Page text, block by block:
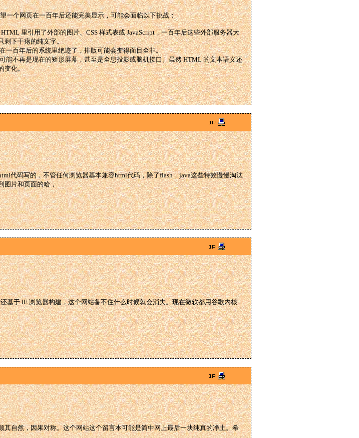
一个网页在一百年后还能完美显示，可能会面临以下挑战：
里引用了外部的图片、CSS 样式表或 JavaScript，一百年后这些外部服务器大
剩下干瘪的纯文字。
一百年后的系统里绝迹了，排版可能会变得面目全非。
能不再是现在的矩形屏幕，甚至是全息投影或脑机接口。虽然 HTML 的文本语义还
变化。
代码写的，不管任何浏览器基本兼容html代码，除了flash，java这些特效慢慢淘汰
图片和页面的哈，
基于 IE 浏览器构建，这个网站备不住什么时候就会消失。现在微软都用谷歌内核
其自然，因果对称。这个网站这个留言本可能是简中网上最后一块纯真的净土。希